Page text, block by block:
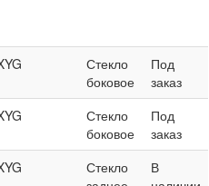
Стекло
боковое
Под
заказ
Стекло
боковое
Под
заказ
Стекло
В